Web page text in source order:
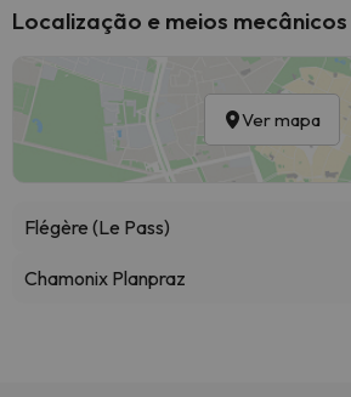
Localização e meios mecânicos
Ver mapa
Flégère (Le Pass)
Chamonix Planpraz